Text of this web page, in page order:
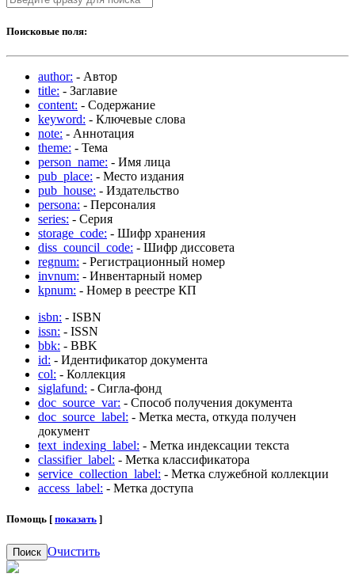
Поисковые поля:
author: - Автор
title: - Заглавие
content: - Содержание
keyword: - Ключевые слова
note: - Аннотация
theme: - Тема
person_name: - Имя лица
pub_place: - Место издания
pub_house: - Издательство
persona: - Персоналия
series: - Серия
storage_code: - Шифр хранения
diss_council_code: - Шифр диссовета
regnum: - Регистрационный номер
invnum: - Инвентарный номер
kpnum: - Номер в реестре КП
isbn: - ISBN
issn: - ISSN
bbk: - BBK
id: - Идентификатор документа
col: - Коллекция
siglafund: - Сигла-фонд
doc_source_var: - Способ получения документа
doc_source_label: - Метка места, откуда получен
документ
text_indexing_label: - Метка индексации текста
classifier_label: - Метка классификатора
service_collection_label: - Метка служебной коллекции
access_label: - Метка доступа
Помощь [ показать ]
Поиск Очистить